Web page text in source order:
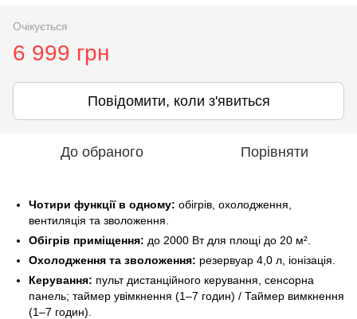
Очікується
6 999 грн
Повідомити, коли з'явиться
До обраного Порівняти
Чотири функції в одному: обігрів, охолодження,
вентиляція та зволоження.
Обігрів приміщення: до 2000 Вт для площі до 20 м².
Охолодження та зволоження: резервуар 4,0 л, іонізація.
Керування: пульт дистанційного керування, сенсорна
панель; таймер увімкнення (1–7 годин) / Таймер вимкнення
(1–7 годин).